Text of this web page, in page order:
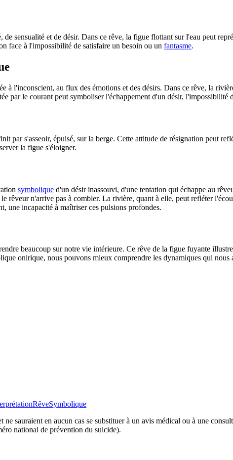
sensualité et de désir. Dans ce rêve, la figue flottant sur l'eau peut
face à l'impossibilité de satisfaire un besoin ou un fantasme.
à l'inconscient, au flux des émotions et des désirs. Dans ce rêve, la
par le courant peut symboliser l'échappement d'un désir, l'impossibilité
par s'asseoir, épuisé, sur la berge. Cette attitude de résignation peut
la figue s'éloigner.
symbolique d'un désir inassouvi, d'une tentation qui échappe au
rêveur n'arrive pas à combler. La rivière, quant à elle, peut refléter
une incapacité à maîtriser ces pulsions profondes.
beaucoup sur notre vie intérieure. Ce rêve de la figue fuyante
onirique, nous pouvons mieux comprendre les dynamiques qui nous
RêveSymbolique
sauraient en aucun cas se substituer à un avis médical ou à une
national de prévention du suicide).